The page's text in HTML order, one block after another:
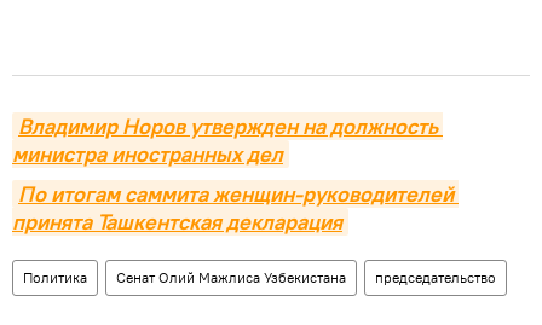
Владимир Норов утвержден на должность
министра иностранных дел
По итогам саммита женщин-руководителей
принята Ташкентская декларация
Политика Сенат Олий Мажлиса Узбекистана председательство